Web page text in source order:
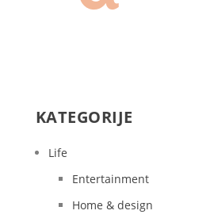
KATEGORIJE
Life
Entertainment
Home & design